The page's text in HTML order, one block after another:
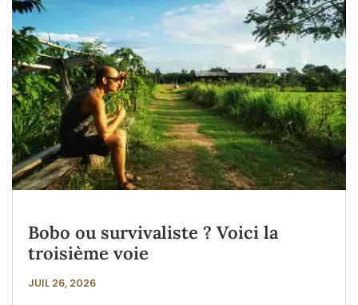
Bobo ou survivaliste ? Voici la
troisième voie
JUIL 26, 2026